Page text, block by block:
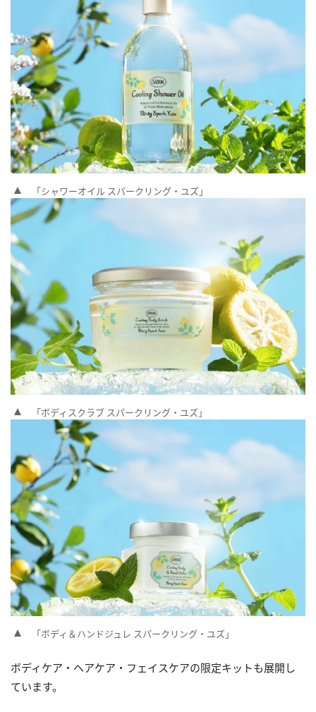
「シャワーオイル スパークリング・ユズ」
「ボディスクラブ スパークリング・ユズ」
「ボディ＆ハンドジュレ スパークリング・ユズ」
ボディケア・ヘアケア・フェイスケアの限定キットも展開し
ています。